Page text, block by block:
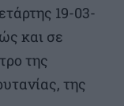
19-03-
και σε
της
της